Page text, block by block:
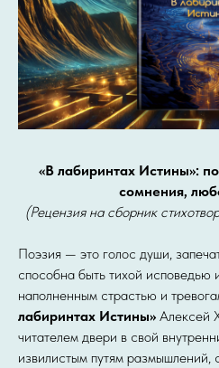
«В лабиринтах Истины»:
сомнения,
(Рецензия на сборник
Поэзия — это голос души,
способна быть тихой исповедью
наполненным страстью и
лабиринтах Истины» Алексей
читателем двери в свой
извилистым путям размышлений,